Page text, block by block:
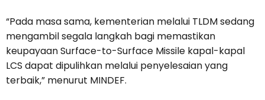
“Pada masa sama, kementerian melalui TLDM sedang
mengambil segala langkah bagi memastikan
keupayaan Surface-to-Surface Missile kapal-kapal
LCS dapat dipulihkan melalui penyelesaian yang
terbaik,” menurut MINDEF.